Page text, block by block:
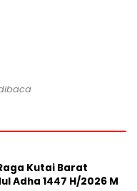
Kutai Barat
Adha 1447 H/2026 M